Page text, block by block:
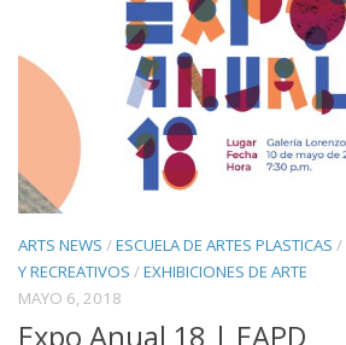
ARTS NEWS /ESCUELA DE ARTES PLASTICAS /
Y RECREATIVOS /EXHIBICIONES DE ARTE
MAYO 6, 2018
Expo Anual 18 | EAPD